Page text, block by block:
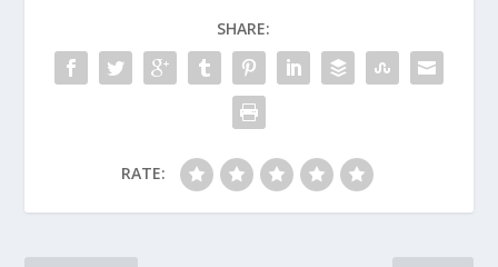
SHARE:
RATE: